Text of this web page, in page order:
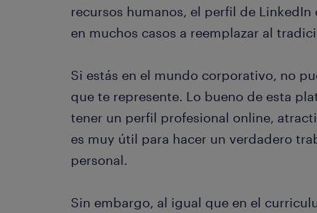
recursos humanos, el perfil de
en muchos casos a reemplazar al
Si estás en el mundo corporativo, no
que te represente. Lo bueno de esta
tener un perfil profesional online,
es muy útil para hacer un verdadero
personal.
Sin embargo, al igual que en el